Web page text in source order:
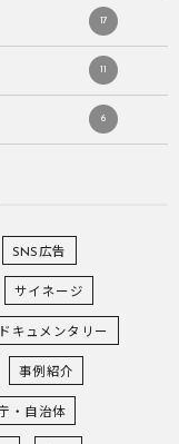
17
11
6
SNS広告
サイネージ
ドキュメンタリー
事例紹介
・自治体